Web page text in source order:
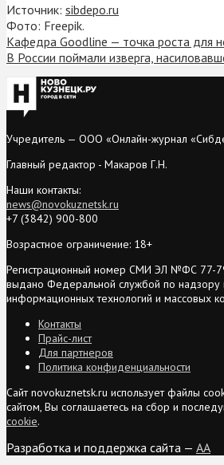
Источник: sibdepo.ru
Фото: Freepik.
Кафедра Goodline — точка роста для
В России поймали изверга,
Учредитель — ООО «Онлайн-журнал
Главный редактор - Макаров Г.Н.
Наши контакты:
news@novokuznetsk.ru
+7 (3842) 900-800
Возрастное ограничение: 18+
Регистрационный номер СМИ ЭЛ №ФС 77-
выдано Федеральной службой по надзору
информационных технологий и массовых
Контакты
Прайс-лист
Для партнеров
Политика конфиденциальности
Сайт novokuznetsk.ru использует файлы
сайтом, Вы соглашаетесь на сбор и
cookie.
Разработка и поддержка сайта — AA